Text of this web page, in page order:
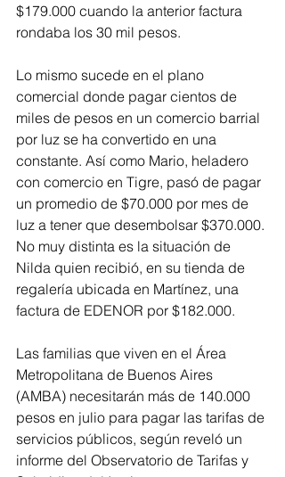
$179.000 cuando la anterior factura
rondaba los 30 mil pesos.
Lo mismo sucede en el plano
comercial donde pagar cientos de
miles de pesos en un comercio barrial
por luz se ha convertido en una
constante. Así como Mario, heladero
con comercio en Tigre, pasó de pagar
un promedio de $70.000 por mes de
luz a tener que desembolsar $370.000.
No muy distinta es la situación de
Nilda quien recibió, en su tienda de
regalería ubicada en Martínez, una
factura de EDENOR por $182.000.
Las familias que viven en el Área
Metropolitana de Buenos Aires
(AMBA) necesitarán más de 140.000
pesos en julio para pagar las tarifas de
servicios públicos, según reveló un
informe del Observatorio de Tarifas y